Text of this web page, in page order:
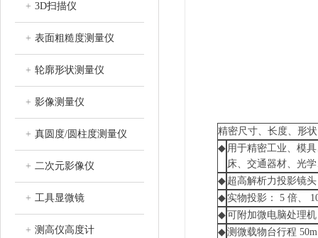
+ 3D扫描仪
+ 表面粗糙度测量仪
+ 轮廓形状测量仪
+ 影像测量仪
+ 真圆度/圆柱度测量仪
+ 二次元影像仪
+ 工具显微镜
+ 测高仪高度计
精密尺寸、长度、形
◆ 用于精密工业、模
床、交通器材、光
◆ 超高解析力投影镜
◆ 实物投影： 5 倍、
◆可附加微电脑处理机
◆测微载物台行程